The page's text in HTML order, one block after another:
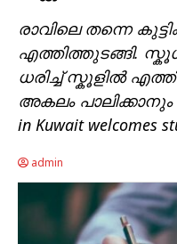
രാവിലെ തന്നെ
എത്തിത്തുടങ്ങി.
ധരിച്ച് സ്കൂളിൽ
അകലം പാലിക്കാനും
in Kuwait welcomes
admin